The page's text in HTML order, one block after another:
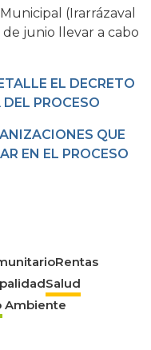
(Irarrázaval
junio llevar a cabo
EL DECRETO
PROCESO
QUE
EN EL PROCESO
Rentas
Salud
Ambiente